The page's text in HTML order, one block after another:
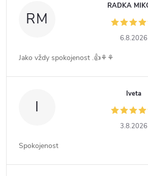
RM
RADKA
6.8.2026
Jako vždy spokojenost .👍⚘️⚘️
I
Iveta
3.8.2026
Spokojenost